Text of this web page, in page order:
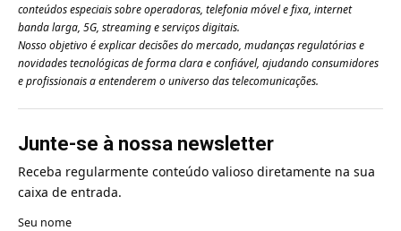
conteúdos especiais sobre operadoras, telefonia móvel e fixa, internet
banda larga, 5G, streaming e serviços digitais.
Nosso objetivo é explicar decisões do mercado, mudanças regulatórias e
novidades tecnológicas de forma clara e confiável, ajudando consumidores
e profissionais a entenderem o universo das telecomunicações.
Junte-se à nossa newsletter
Receba regularmente conteúdo valioso diretamente na sua
caixa de entrada.
Seu nome